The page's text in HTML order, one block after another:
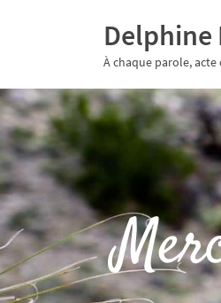
Delphine
À chaque parole, acte